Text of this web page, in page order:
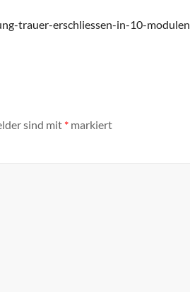
trauer-erschliessen-in-10-modulen
sind mit * markiert